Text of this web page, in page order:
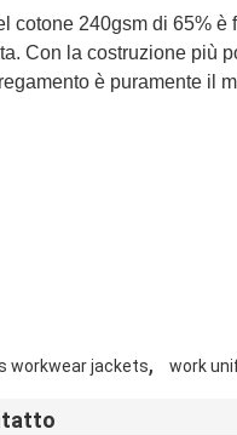
cotone 240gsm di 65%
Con la costruzione più
è puramente il
workwear jackets, work